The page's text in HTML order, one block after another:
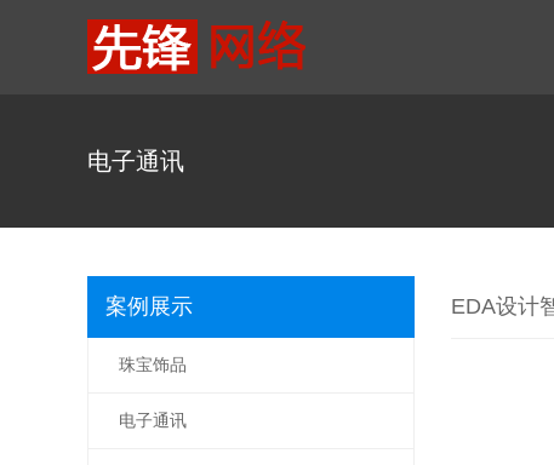
电子通讯
案例展示
珠宝饰品
电子通讯
EDA设计